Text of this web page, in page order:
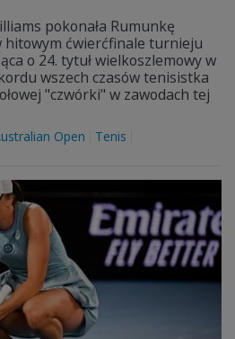
pokonała Rumunkę
hitowym ćwierćfinale turnieju
o 24. tytuł wielkoszlemowy w
wszech czasów tenisistka
"czwórki" w zawodach tej
Open
Tenis